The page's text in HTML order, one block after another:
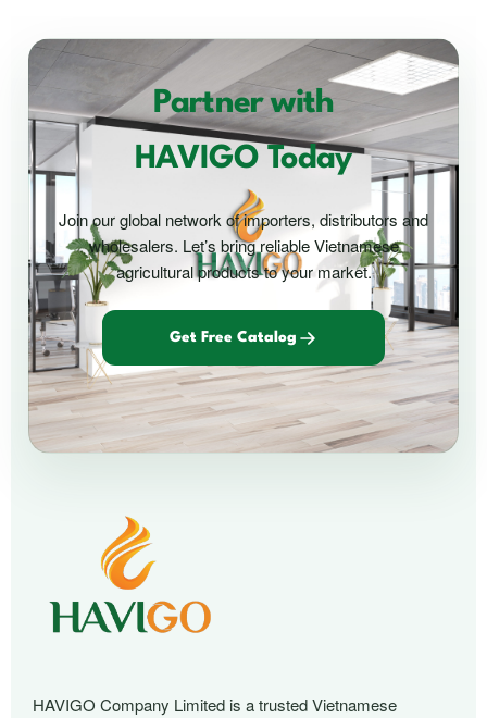
Partner with
HAVIGO Today
Join our global network of importers, distributors and
wholesalers. Let’s bring reliable Vietnamese
agricultural products to your market.
Get Free Catalog
HAVIGO Company Limited is a trusted Vietnamese